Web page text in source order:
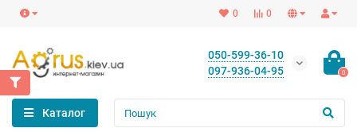
0
0
050-599-36-10
097-936-04-95
0
Каталог